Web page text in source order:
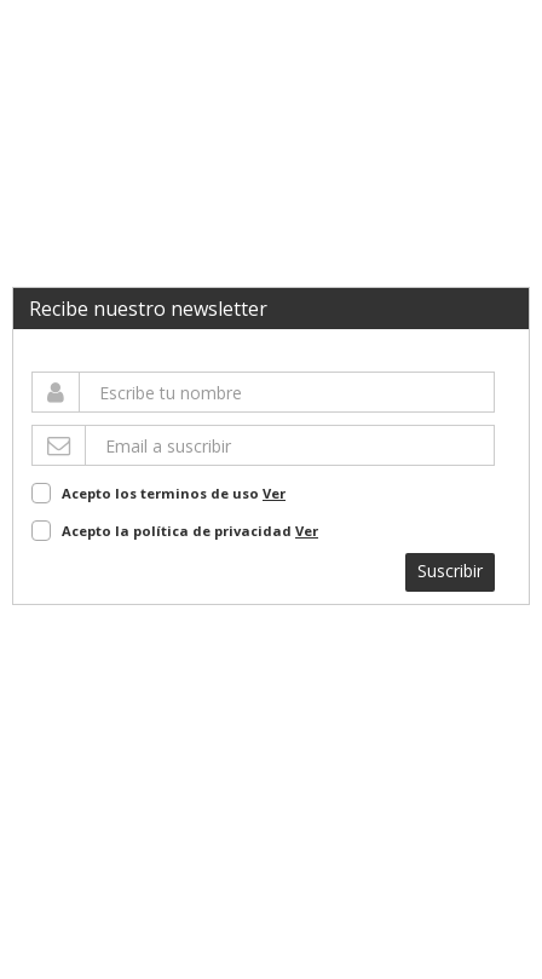
Recibe nuestro newsletter
Acepto los terminos de uso Ver
Acepto la política de privacidad Ver
Suscribir